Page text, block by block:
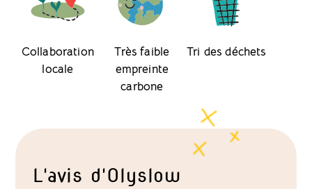
Collaboration
locale
Très faible
empreinte
carbone
Tri des déchets
L'avis d'Olyslow